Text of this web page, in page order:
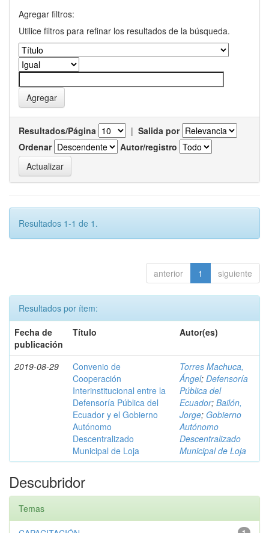
Agregar filtros:
Utilice filtros para refinar los resultados de la búsqueda.
Resultados/Página | Salida por
Ordenar
Autor/registro
Resultados 1-1 de 1.
anterior 1 siguiente
Resultados por ítem:
Fecha de
publicación
Título Autor(es)
2019-08-29
Convenio de
Cooperación
Interinstitucional entre la
Defensoría Pública del
Ecuador y el Gobierno
Autónomo
Descentralizado
Municipal de Loja
Torres Machuca,
Ángel; Defensoría
Pública del
Ecuador; Bailón,
Jorge; Gobierno
Autónomo
Descentralizado
Municipal de Loja
Descubridor
Temas